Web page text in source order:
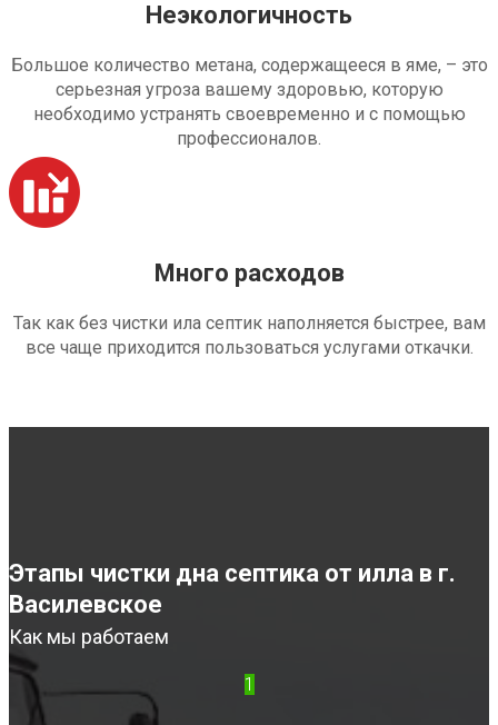
Неэкологичность
Большое количество метана, содержащееся в яме, – это
серьезная угроза вашему здоровью, которую
необходимо устранять своевременно и с помощью
профессионалов.
Много расходов
Так как без чистки ила септик наполняется быстрее, вам
все чаще приходится пользоваться услугами откачки.
Этапы чистки дна септика от илла в г.
Василевское
Как мы работаем
1